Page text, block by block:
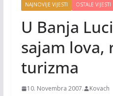
NAJNOVIJE VIJESTI OSTALE VIJESTI
U Banja
sajam lova,
turizma
10. Novembra 2007. Kovach